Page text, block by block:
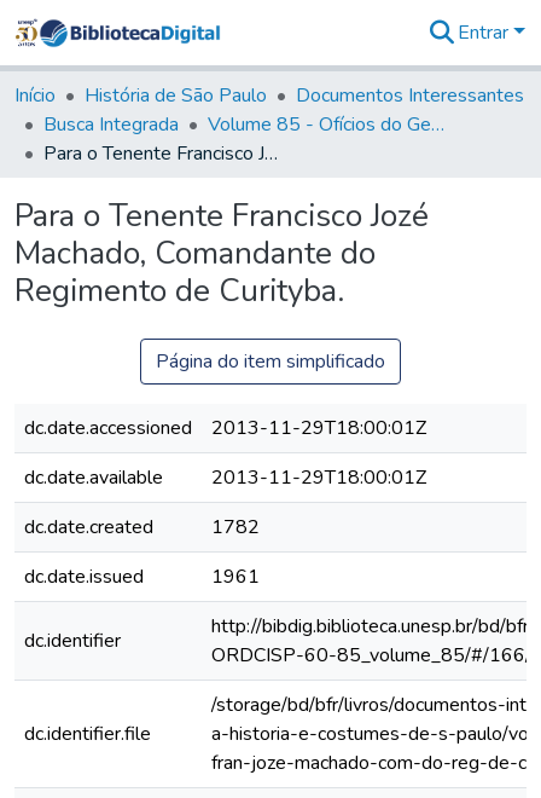
&
Coleções
Tudo na
Biblioteca
Estatísticas
Entrar
Início História de São Paulo
Documentos Interessantes
Busca Integrada
Volume 85 - Ofícios do General Francisco da Cunha Menezes (Governador da Capitania): 1782- 1786
Para o Tenente Francisco Jozé Machado, Comandante do Regimento de Curityba.
Para o Tenente Francisco Jozé
Machado, Comandante do
Regimento de Curityba.
Página do item simplificado
dc.date.accessioned
2013-11-29T18:00:01Z
dc.date.available
2013-11-29T18:00:01Z
dc.date.created
1782
dc.date.issued
1961
dc.identifier
http://bibdig.biblioteca.unesp.br/bd/
ORDCISP-60-85_volume_85/#/166/
dc.identifier.file
/storage/bd/bfr/livros/documentos-
a-historia-e-costumes-de-s-paulo/
fran-joze-machado-com-do-reg-de-